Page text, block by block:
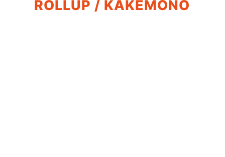
ROLLUP / KAKÉMONO